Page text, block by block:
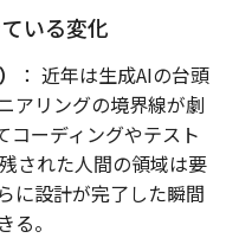
いる変化
： 近年は生成AIの台頭
アリングの境界線が劇
コーディングやテスト
された人間の領域は要
に設計が完了した瞬間
。